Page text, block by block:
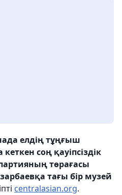
елдің тұңғыш
соң қауіпсіздік
төрағасы
тағы бір музей
centralasian.org.